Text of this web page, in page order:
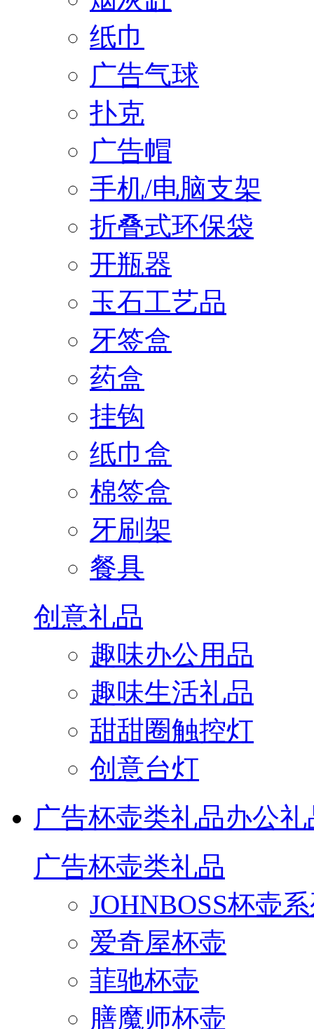
纸巾
广告气球
扑克
广告帽
手机/电脑支架
折叠式环保袋
开瓶器
玉石工艺品
牙签盒
药盒
挂钩
纸巾盒
棉签盒
牙刷架
餐具
创意礼品
趣味办公用品
趣味生活礼品
甜甜圈触控灯
创意台灯
广告杯壶类礼品办公礼
广告杯壶类礼品
JOHNBOSS杯壶
爱奇屋杯壶
菲驰杯壶
膳魔师杯壶